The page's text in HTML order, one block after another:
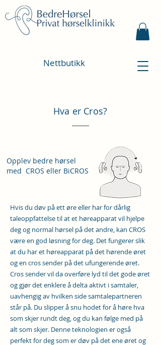
Nettbutikk
Hva er Cros?
Opplev bedre hørsel
med CROS eller BiCROS
Hvis du døv på ett øre eller har for dårlig
taleoppfattelse til at et høreapparat vil hjelpe
deg og normal hørsel på det andre, kan CROS
være en god løsning for deg. Det fungerer slik
at du har et høreapparat på det hørende øret
og en cros sender på det ufungerende øret.
Cros sender vil da overføre lyd til det gode øret
og gjør det enklere å delta aktivt i samtaler,
uavhengig av hvilken side samtalepartneren
står på. Du slipper å snu hodet for å høre hva
som skjer rundt deg, og du kan følge med på
alt som skjer. Denne teknologien er også
perfekt for deg som er døv på det ene øret og